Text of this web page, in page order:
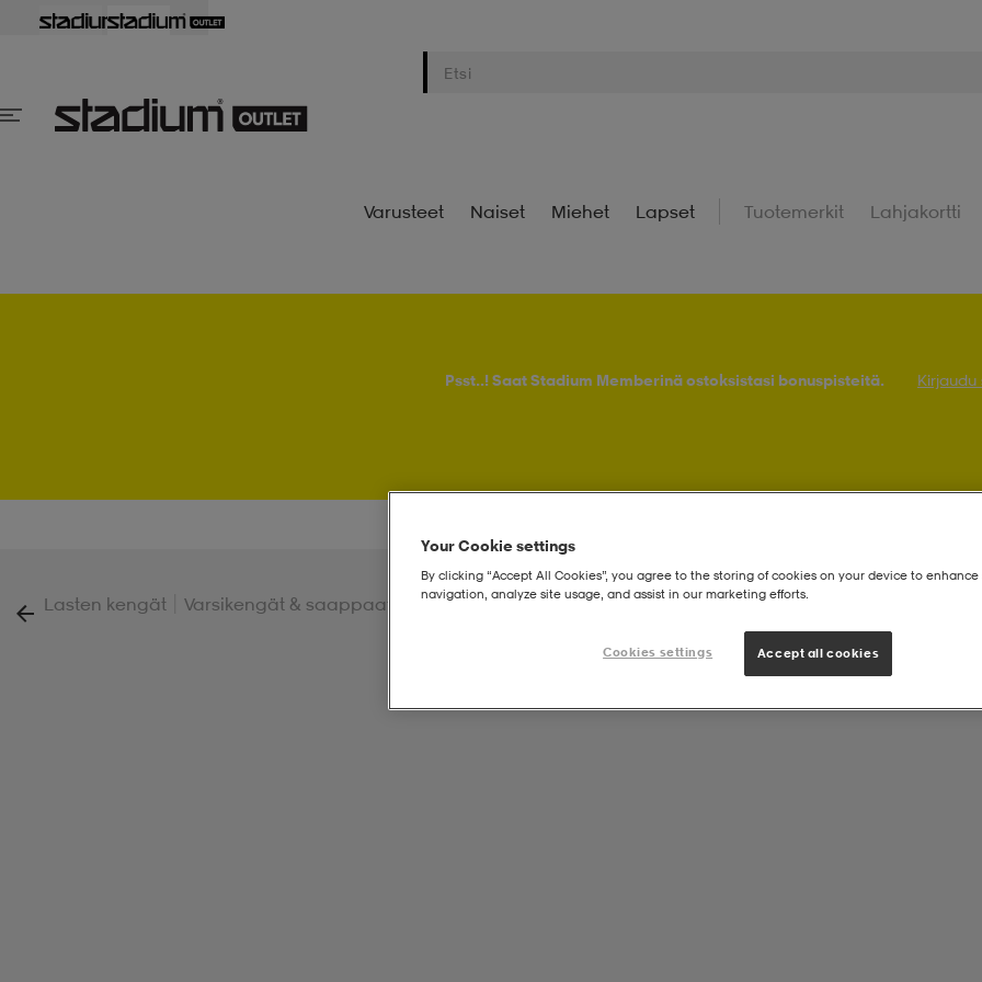
Varusteet Naiset Miehet Lapset Tuotemerkit Lahjakortti
Psst..! Saat Stadium Memberinä ostoksistasi bonuspisteitä. Kirjaudu
Lasten kengät Varsikengät & saappaat X-Lite Low V Kids
Your Cookie settings
By clicking “Accept All Cookies”, you agree to the storing of cookies on your device to enhance
navigation, analyze site usage, and assist in our marketing efforts.
Cookies settings Accept all cookies